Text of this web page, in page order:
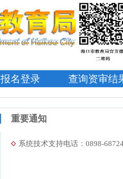
报名登录 查询资审结
重要通知
系统技术支持电话：0898-